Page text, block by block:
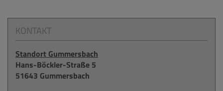
KONTAKT
Standort Gummersbach
Hans-Böckler-Straße 5
51643 Gummersbach